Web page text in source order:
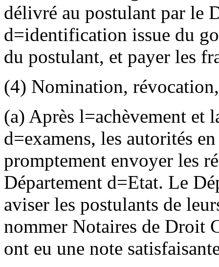
délivré au postulant par le
d=identification issue du
du postulant, et payer les
(4) Nomination,
(a) Après l=achèvement et
d=examens, les autorités
promptement envoyer les
Département d=Etat. Le
aviser les postulants de
nommer Notaires de Droit
ont eu une note